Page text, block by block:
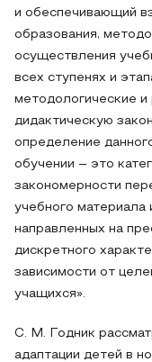
и обеспечивающий
образования,
осуществления
всех ступенях и
методологические и
дидактическую
определение
обучении – это
закономерности
учебного материала
направленных на
дискретного
зависимости от
учащихся».
С. М. Годник
адаптации детей в